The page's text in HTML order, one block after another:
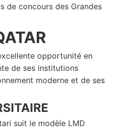
de concours des Grandes
opportunité en
de ses institutions
moderne et de ses
suit le modèle LMD